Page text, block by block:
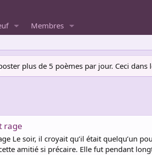
Membres
plus de 5 poèmes par jour. Ceci
rage
Le soir, il croyait qu’il était quelqu’un
amitié si précaire. Elle fut pendant